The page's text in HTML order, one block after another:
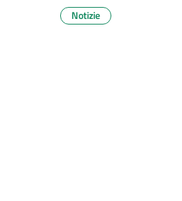
Notizie